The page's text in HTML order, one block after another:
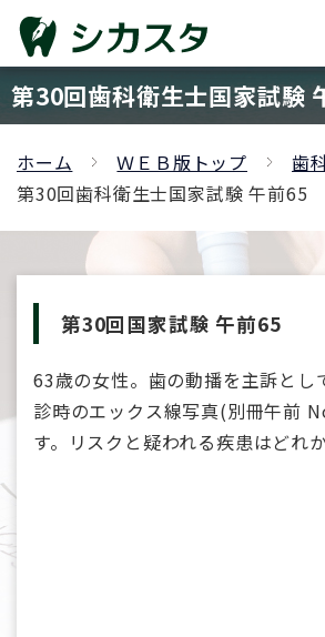
第30回歯科衛生士国家試験
ホーム ＷＥＢ版トップ
歯
第30回歯科衛生士国家試験 午前65
第30回国家試験 午前65
63歳の女性。歯の動播を主訴とし
診時のエックス線写真(別冊午前
す。リスクと疑われる疾患はどれ